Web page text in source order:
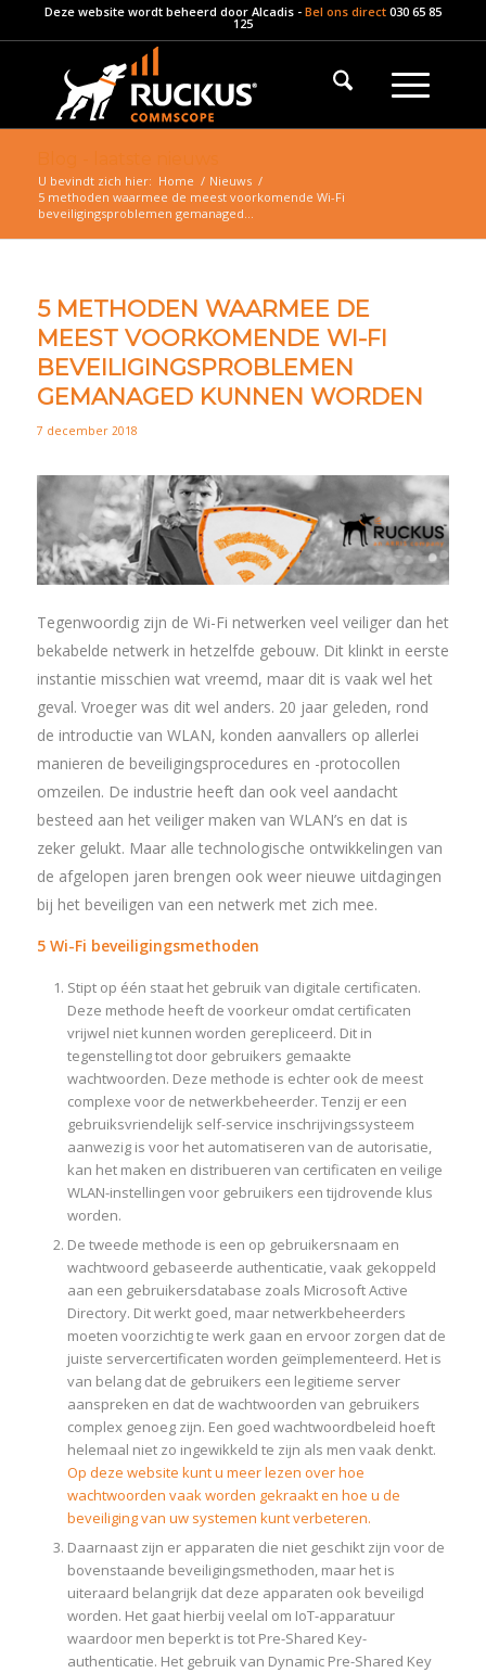
Deze website wordt beheerd door Alcadis- Bel ons direct 030 65 85
125
U bevindt zich hier: Home / Nieuws /
5 methoden waarmee de meest voorkomende Wi-Fi
beveiligingsproblemen gemanaged...
5 METHODEN WAARMEE DE
MEEST VOORKOMENDE WI-FI
BEVEILIGINGSPROBLEMEN
GEMANAGED KUNNEN WORDEN
7 december 2018
Tegenwoordig zijn de Wi-Fi netwerken veel veiliger dan het
bekabelde netwerk in hetzelfde gebouw. Dit klinkt in eerste
instantie misschien wat vreemd, maar dit is vaak wel het
geval. Vroeger was dit wel anders. 20 jaar geleden, rond
de introductie van WLAN, konden aanvallers op allerlei
manieren de beveiligingsprocedures en -protocollen
omzeilen. De industrie heeft dan ook veel aandacht
besteed aan het veiliger maken van WLAN’s en dat is
zeker gelukt. Maar alle technologische ontwikkelingen van
de afgelopen jaren brengen ook weer nieuwe uitdagingen
bij het beveiligen van een netwerk met zich mee.
5 Wi-Fi beveiligingsmethoden
Stipt op één staat het gebruik van digitale certificaten.
Deze methode heeft de voorkeur omdat certificaten
vrijwel niet kunnen worden gerepliceerd. Dit in
tegenstelling tot door gebruikers gemaakte
wachtwoorden. Deze methode is echter ook de meest
complexe voor de netwerkbeheerder. Tenzij er een
gebruiksvriendelijk self-service inschrijvingssysteem
aanwezig is voor het automatiseren van de autorisatie,
kan het maken en distribueren van certificaten en veilige
WLAN-instellingen voor gebruikers een tijdrovende klus
worden.
De tweede methode is een op gebruikersnaam en
wachtwoord gebaseerde authenticatie, vaak gekoppeld
aan een gebruikersdatabase zoals Microsoft Active
Directory. Dit werkt goed, maar netwerkbeheerders
moeten voorzichtig te werk gaan en ervoor zorgen dat de
juiste servercertificaten worden geïmplementeerd. Het is
van belang dat de gebruikers een legitieme server
aanspreken en dat de wachtwoorden van gebruikers
complex genoeg zijn. Een goed wachtwoordbeleid hoeft
helemaal niet zo ingewikkeld te zijn als men vaak denkt.
Op deze website kunt u meer lezen over hoe
wachtwoorden vaak worden gekraakt en hoe u de
beveiliging van uw systemen kunt verbeteren.
Daarnaast zijn er apparaten die niet geschikt zijn voor de
bovenstaande beveiligingsmethoden, maar het is
uiteraard belangrijk dat deze apparaten ook beveiligd
worden. Het gaat hierbij veelal om IoT-apparatuur
waardoor men beperkt is tot Pre-Shared Key-
authenticatie. Het gebruik van Dynamic Pre-Shared Key